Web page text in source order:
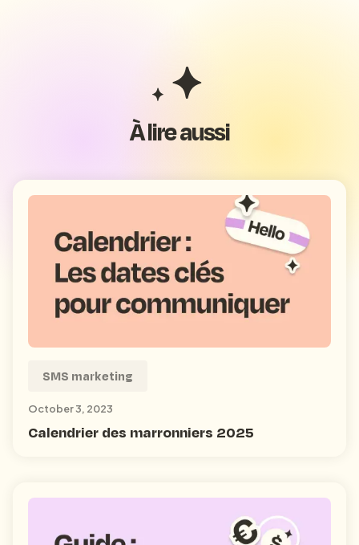
À lire aussi
SMS marketing
October 3, 2023
Calendrier des marronniers 2025